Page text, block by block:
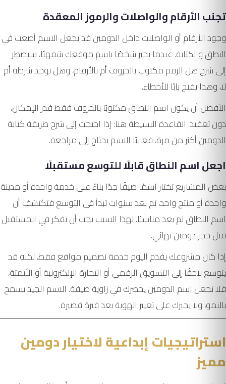
تجنب الأرقام والواصلات والرموز المعقدة
وجود الأرقام أو الواصلات داخل الدومين قد يجعل الاسم أصعب في
النطق والكتابة. عندما تخبر شخصًا باسم موقعك شفهيًا، ستضطر
إلى شرح هل الرقم مكتوب بالحروف أم بالأرقام، وهل توجد شرطة أم
لا، وهذا يفتح بابًا للأخطاء.
الأفضل أن يكون اسم النطاق مكتوبًا بالحروف فقط قدر الإمكان،
دون تعقيد. القاعدة البسيطة هنا: إذا احتجت إلى شرح طريقة كتابة
الدومين أكثر من مرة، فغالبًا الاسم يحتاج إلى مراجعة.
اجعل اسم النطاق قابلًا للتوسع مستقبلًا
بعض المشاريع تختار اسمًا ضيقًا جدًا بناءً على خدمة واحدة أو مدينة
واحدة أو منتج واحد، ثم بعد سنوات تبدأ في التوسع فتكتشف أن
اسم النطاق لم يعد مناسبًا. لهذا السبب يجب أن تفكر في المستقبل
قبل حجز دومين نهائي.
إذا كان مشروعك يقدم اليوم خدمة تصميم مواقع فقط، لكنه قد
يتوسع لاحقًا إلى التسويق الرقمي أو التجارة الإلكترونية أو الأتمتة،
فلا تجعل اسم الدومين يحصرك في زاوية ضيقة. الاسم الجيد يسمح
بالنمو، ولا يجبرك على تغيير الهوية بعد فترة قصيرة.
استراتيجيات إبداعية لاختيار دومين
مميز